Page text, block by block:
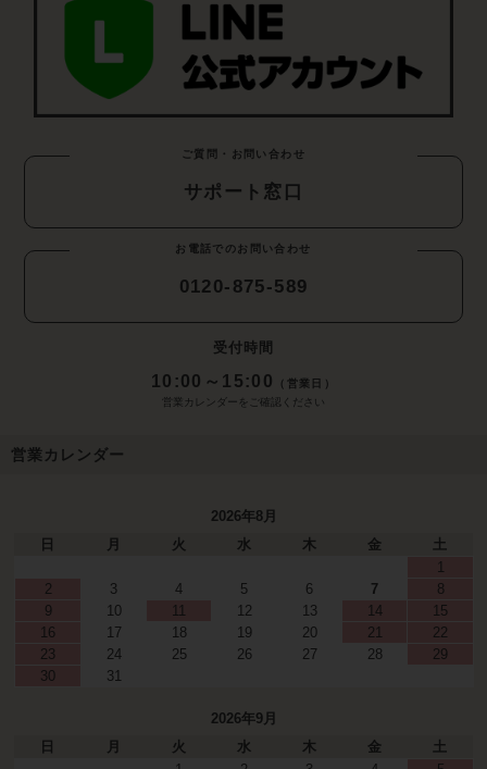
ご質問・お問い合わせ
サポート窓口
お電話でのお問い合わせ
0120-875-589
受付時間
10:00～15:00
（営業日）
営業カレンダーをご確認ください
営業カレンダー
2026年8月
日
月 火 水 木 金
土
1
2
3 4 5 6 7
8
9
10 11 12 13 14
15
16
17 18 19 20 21
22
23
24 25 26 27 28
29
30
31
2026年9月
日
月 火 水 木 金
土